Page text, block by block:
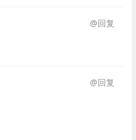
@回复
@回复